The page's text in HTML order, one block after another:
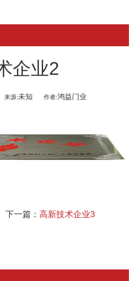
企业2
来源:未知 作者:鸿益门业
下一篇： 高新技术企业3